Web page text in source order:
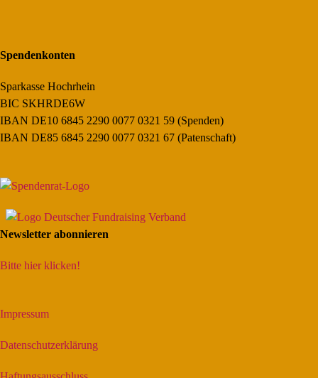
Spendenkonten
Sparkasse Hochrhein
BIC SKHRDE6W
IBAN DE10 6845 2290 0077 0321 59 (Spenden)
IBAN DE85 6845 2290 0077 0321 67 (Patenschaft)
Newsletter abonnieren
Bitte hier klicken!
Impressum
Datenschutzerklärung